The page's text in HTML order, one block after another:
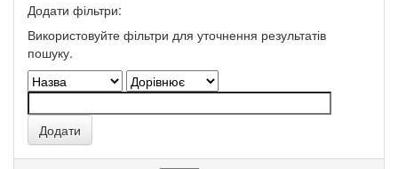
Додати фільтри:
Використовуйте фільтри для уточнення результатів
пошуку.